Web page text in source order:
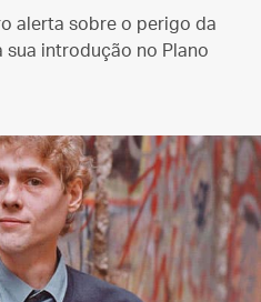
alerta sobre o perigo da
introdução no Plano